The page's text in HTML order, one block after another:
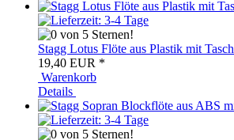
Stagg Lotus Flöte aus Plastik mit
19,40 EUR *
Warenkorb
Details